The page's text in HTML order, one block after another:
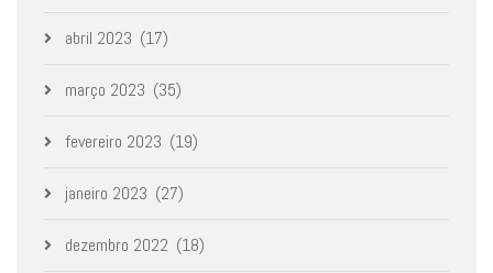
abril 2023 (17)
março 2023 (35)
fevereiro 2023 (19)
janeiro 2023 (27)
dezembro 2022 (18)